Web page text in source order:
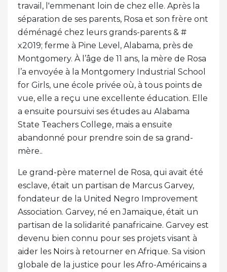
travail, l'emmenant loin de chez elle. Après la
séparation de ses parents, Rosa et son frère ont
déménagé chez leurs grands-parents & #
x2019; ferme à Pine Level, Alabama, près de
Montgomery. À l’âge de 11 ans, la mère de Rosa
l’a envoyée à la Montgomery Industrial School
for Girls, une école privée où, à tous points de
vue, elle a reçu une excellente éducation. Elle
a ensuite poursuivi ses études au Alabama
State Teachers College, mais a ensuite
abandonné pour prendre soin de sa grand-
mère..
Le grand-père maternel de Rosa, qui avait été
esclave, était un partisan de Marcus Garvey,
fondateur de la United Negro Improvement
Association. Garvey, né en Jamaïque, était un
partisan de la solidarité panafricaine. Garvey est
devenu bien connu pour ses projets visant à
aider les Noirs à retourner en Afrique. Sa vision
globale de la justice pour les Afro-Américains a